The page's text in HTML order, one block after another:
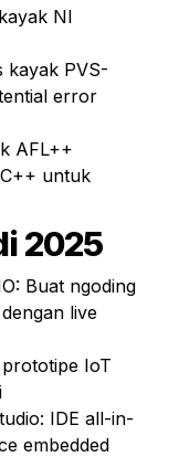
NI
error
untuk
2025
Buat ngoding
live
IoT
IDE all-in-
embedded